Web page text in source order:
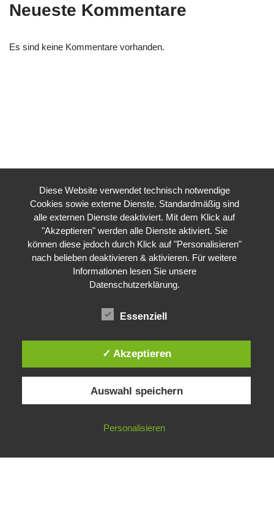
Neueste Kommentare
Es sind keine Kommentare vorhanden.
Impressum Datenschutzerklärung
Gesellschaft für ökologische Forschung e.V.
Diese Website verwendet technisch notwendige
Cookies sowie externe Dienste. Standardmäßig sind
alle externen Dienste deaktiviert. Mit dem Klick auf
"Akzeptieren" werden alle Dienste aktiviert. Sie
können diese jedoch durch Klick auf "Personalisieren"
nach belieben deaktivieren & aktivieren. Für weitere
Informationen lesen Sie unsere
Datenschutzerklärung.
Essenziell
✓ Akzeptieren
Auswahl speichern
Personalisieren